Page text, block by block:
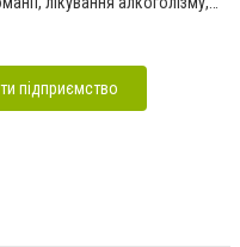
підприємство